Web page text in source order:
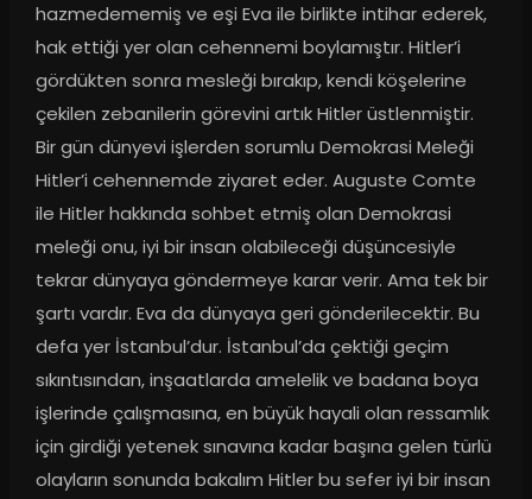
hazmedememiş ve eşi Eva ile birlikte intihar ederek,
hak ettiği yer olan cehennemi boylamıştır. Hitler’i
gördükten sonra mesleği bırakıp, kendi köşelerine
çekilen zebanilerin görevini artık Hitler üstlenmiştir.
Bir gün dünyevi işlerden sorumlu Demokrasi Meleği
Hitler’i cehennemde ziyaret eder. Auguste Comte
ile Hitler hakkında sohbet etmiş olan Demokrasi
meleği onu, iyi bir insan olabileceği düşüncesiyle
tekrar dünyaya göndermeye karar verir. Ama tek bir
şartı vardır. Eva da dünyaya geri gönderilecektir. Bu
defa yer İstanbul’dur. İstanbul’da çektiği geçim
sıkıntısından, inşaatlarda amelelik ve badana boya
işlerinde çalışmasına, en büyük hayali olan ressamlık
için girdiği yetenek sınavına kadar başına gelen türlü
olayların sonunda bakalım Hitler bu sefer iyi bir insan